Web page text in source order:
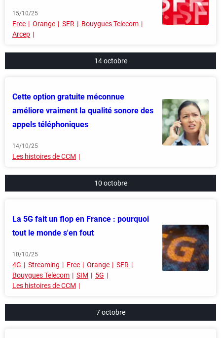
15/10/25
Free Orange SFR
Bouygues Telecom
Arcep
14 octobre
Cette option gratuite méconnue
améliore vraiment la qualité sonore des
appels téléphoniques
14/10/25
Les histoires de CCM
10 octobre
La 5G fait un flop en France : pourquoi
tout le monde s'en fout
10/10/25
4G Streaming Free Orange
SFR
Bouygues Telecom
SIM
5G
Les histoires de CCM
7 octobre